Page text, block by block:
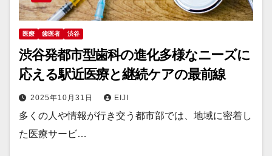
医療 歯医者 渋谷
渋谷発都市型歯科の進化多様なニーズに
応える駅近医療と継続ケアの最前線
2025年10月31日 EIJI
多くの人や情報が行き交う都市部では、地域に密着し
た医療サービ…